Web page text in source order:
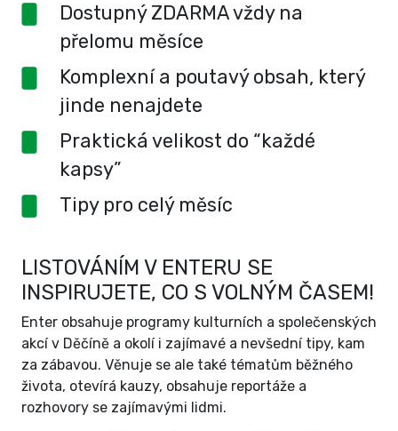
Dostupný ZDARMA vždy na
přelomu měsíce
Komplexní a poutavý obsah, který
jinde nenajdete
Praktická velikost do “každé
kapsy”
Tipy pro celý měsíc
LISTOVÁNÍM V ENTERU SE
INSPIRUJETE, CO S VOLNÝM ČASEM!
Enter obsahuje programy kulturních a společenských
akcí v Děčíně a okolí i zajímavé a nevšední tipy, kam
za zábavou. Věnuje se ale také tématům běžného
života, otevírá kauzy, obsahuje reportáže a
rozhovory se zajímavými lidmi.